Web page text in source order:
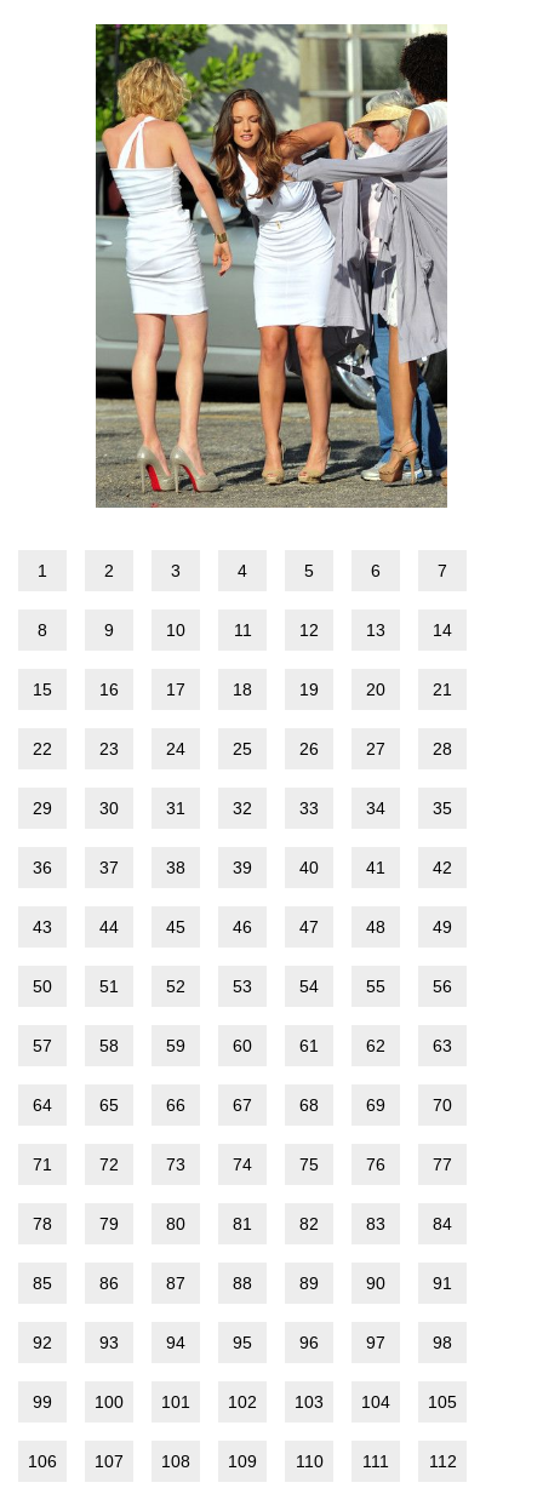
1 2 3 4 5 6 7
8 9 10 11 12 13 14
15 16 17 18 19 20 21
22 23 24 25 26 27 28
29 30 31 32 33 34 35
36 37 38 39 40 41 42
43 44 45 46 47 48 49
50 51 52 53 54 55 56
57 58 59 60 61 62 63
64 65 66 67 68 69 70
71 72 73 74 75 76 77
78 79 80 81 82 83 84
85 86 87 88 89 90 91
92 93 94 95 96 97 98
99 100 101 102 103 104 105
106 107 108 109 110 111 112